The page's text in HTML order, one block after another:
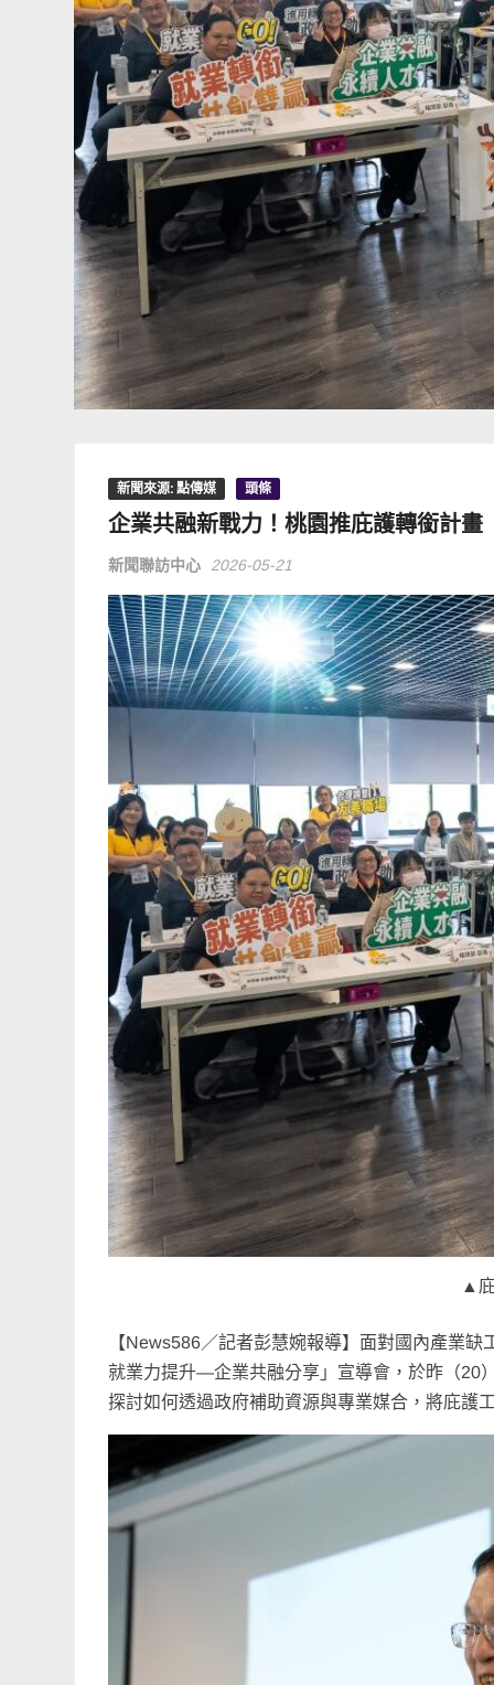
新聞來源: 點傳媒 頭條
企業共融新戰力！桃園推庇護轉銜計
新聞聯訪中心 2026-05-21
▲
【News586／記者彭慧婉報導】面對國內產業
就業力提升—企業共融分享」宣導會，於昨（20
探討如何透過政府補助資源與專業媒合，將庇護